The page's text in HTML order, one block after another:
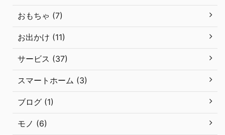
おもちゃ (7)
お出かけ (11)
サービス (37)
スマートホーム (3)
ブログ (1)
モノ (6)